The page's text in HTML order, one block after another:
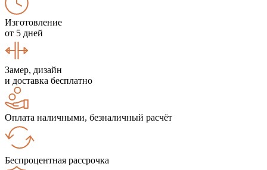
Изготовление
от 5 дней
Замер, дизайн
и доставка бесплатно
Оплата наличными, безналичный расчёт
Беспроцентная рассрочка